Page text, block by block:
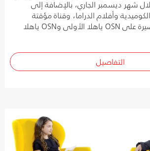
شهر ديسمبر الجاري، بالإضافة إلى
وأفلام الدراما، وقناة مؤقتة
للأفلام العربية القصيرة على OSN ياهلا الأولى وOSN ياهلا
التفاصيل